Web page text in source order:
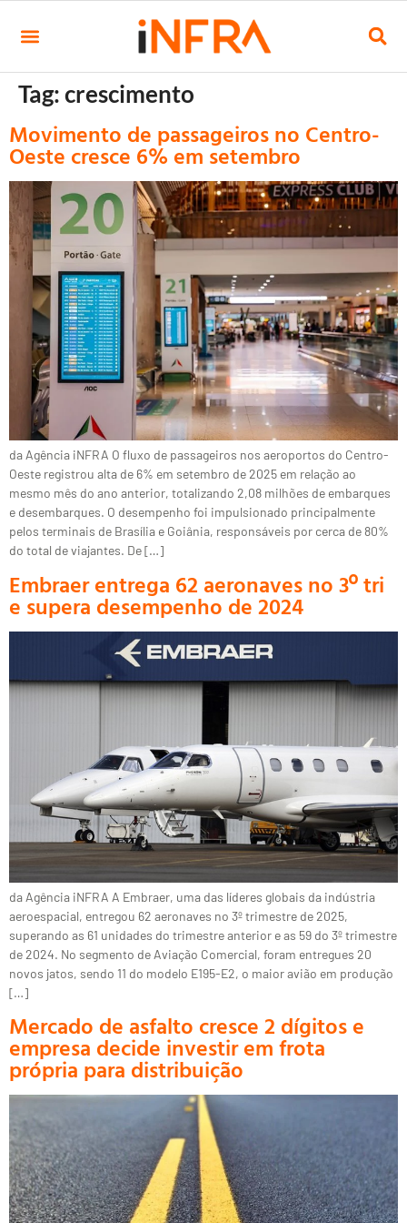
Tag:crescimento
Movimento de passageiros no Centro-
Oeste cresce 6% em setembro
da Agência iNFRA O fluxo de passageiros nos aeroportos do Centro-
Oeste registrou alta de 6% em setembro de 2025 em relação ao
mesmo mês do ano anterior, totalizando 2,08 milhões de embarques
e desembarques. O desempenho foi impulsionado principalmente
pelos terminais de Brasília e Goiânia, responsáveis por cerca de 80%
do total de viajantes. De […]
Embraer entrega 62 aeronaves no 3º tri
e supera desempenho de 2024
da Agência iNFRA A Embraer, uma das líderes globais da indústria
aeroespacial, entregou 62 aeronaves no 3º trimestre de 2025,
superando as 61 unidades do trimestre anterior e as 59 do 3º trimestre
de 2024. No segmento de Aviação Comercial, foram entregues 20
novos jatos, sendo 11 do modelo E195-E2, o maior avião em produção
[…]
Mercado de asfalto cresce 2 dígitos e
empresa decide investir em frota
própria para distribuição